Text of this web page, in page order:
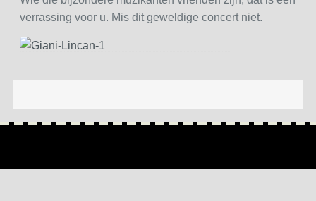
verrassing voor u. Mis dit geweldige concert niet.